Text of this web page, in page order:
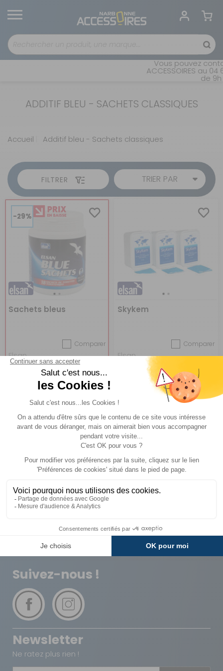
Vous pouvez
ACCESSOIRES au
de 9h
ADDITIF BLEU - SACHETS CLASSIQUES
Accueil Additif bleu - Sachets classiques
FILTRER TRIER PAR
-29%
Sachets bleus
Comparer
Elsan
Réf : 029005 EN STOCK
(1)
ACHETER 19,90 €
13,95 €
Skykem
Comparer
Elsan
Réf : 500600 EN STOCK
ACHETER 49,60 €
Livraison
Expédié sous 72h
Paiements
Avantages Paiement
Plusieurs fois
Suivez-nous !
Newsletter
Ne ratez plus rien !